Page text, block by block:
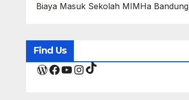
Biaya Masuk Sekolah MIMHa Bandung
Find Us
WordPress
Facebook
YouTube
Instagram
TikTok